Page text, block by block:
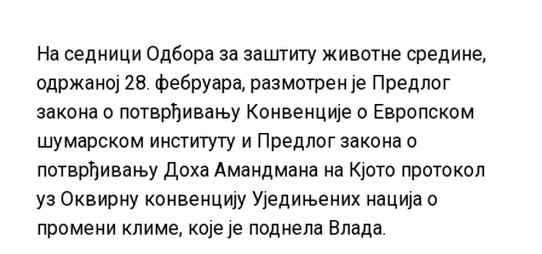
На седници Одбора за заштиту животне средине,
одржанoj 28. фебруара, размотрен је Предлог
закона о потврђивању Конвенције о Европском
шумарском институту и Предлог закона о
потврђивању Доха Амандмана на Кјото протокол
уз Оквирну конвенцију Уједињених нација о
промени климе, које је поднела Влада.